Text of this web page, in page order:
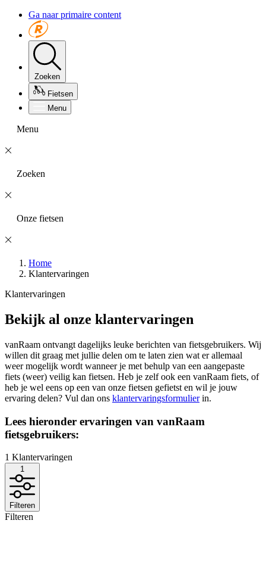
Ga naar primaire content
Zoeken
Fietsen
Menu
Menu
Zoeken
Onze fietsen
Home
Klantervaringen
Klantervaringen
Bekijk al onze klantervaringen
vanRaam ontvangt dagelijks leuke berichten van fietsgebruikers. Wij
willen dit graag met jullie delen om te laten zien wat er allemaal
weer mogelijk wordt wanneer je met behulp van een aangepaste
fiets (weer) veilig kan fietsen. Heb je zelf ook een vanRaam fiets, of
heb je wel eens op een van onze fietsen gefietst en wil je jouw
ervaring delen? Vul dan ons klantervaringsformulierin.
Lees hieronder ervaringen van vanRaam
fietsgebruikers:
1 Klantervaringen
1
Filteren
Filteren